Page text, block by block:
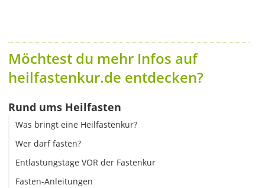
Möchtest du mehr Infos auf
heilfastenkur.de entdecken?
Rund ums Heilfasten
Was bringt eine Heilfastenkur?
Wer darf fasten?
Entlastungstage VOR der Fastenkur
Fasten-Anleitungen